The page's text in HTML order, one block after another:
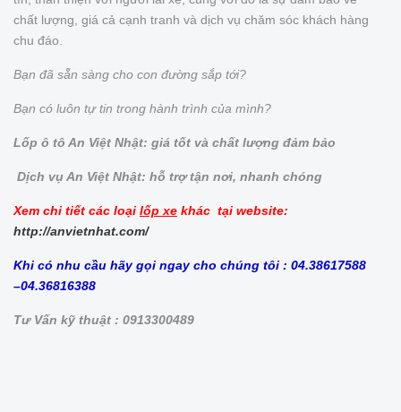
chất lượng, giá cả cạnh tranh và dịch vụ chăm sóc khách hàng
chu đáo.
Bạn đã sẵn sàng cho con đường sắp tới?
Bạn có luôn tự tin trong hành trình của mình?
Lốp ô tô An Việt Nhật: giá tốt và chất lượng đảm bảo
Dịch vụ An Việt Nhật: hỗ trợ tận nơi, nhanh chóng
Xem chi tiết các loại lốp xe khác tại website:
http://anvietnhat.com/
Khi có nhu cầu hãy gọi ngay cho chúng tôi : 04.38617588
–04.36816388
Tư Vấn kỹ thuật : 0913300489